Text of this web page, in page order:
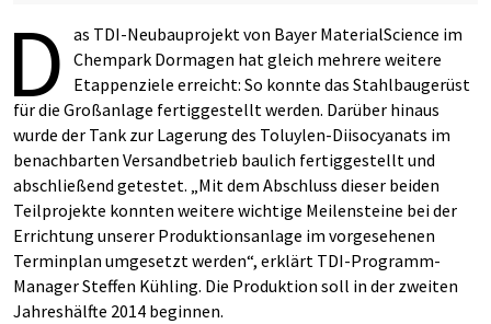
D as TDI-Neubauprojekt von Bayer MaterialScience im
Chempark Dormagen hat gleich mehrere weitere
Etappenziele erreicht: So konnte das Stahlbaugerüst
für die Großanlage fertiggestellt werden. Darüber hinaus
wurde der Tank zur Lagerung des Toluylen-Diisocyanats im
benachbarten Versandbetrieb baulich fertiggestellt und
abschließend getestet. „Mit dem Abschluss dieser beiden
Teilprojekte konnten weitere wichtige Meilensteine bei der
Errichtung unserer Produktionsanlage im vorgesehenen
Terminplan umgesetzt werden“, erklärt TDI-Programm-
Manager Steffen Kühling. Die Produktion soll in der zweiten
Jahreshälfte 2014 beginnen.